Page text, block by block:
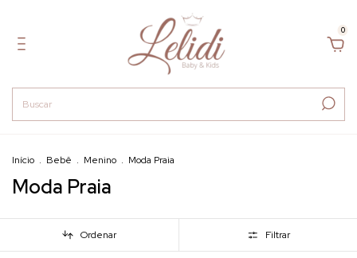
0
Início . Bebê . Menino . Moda Praia
Moda Praia
Ordenar Filtrar